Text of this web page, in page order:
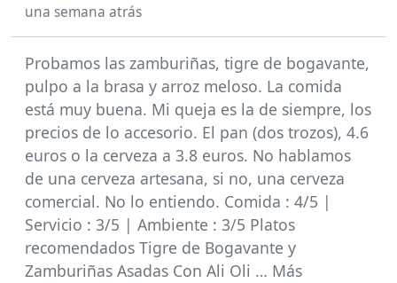
una semana atrás
Probamos las zamburiñas, tigre de bogavante,
pulpo a la brasa y arroz meloso. La comida
está muy buena. Mi queja es la de siempre, los
precios de lo accesorio. El pan (dos trozos), 4.6
euros o la cerveza a 3.8 euros. No hablamos
de una cerveza artesana, si no, una cerveza
comercial. No lo entiendo. Comida : 4/5 |
Servicio : 3/5 | Ambiente : 3/5 Platos
recomendados Tigre de Bogavante y
Zamburiñas Asadas Con Ali Oli … Más